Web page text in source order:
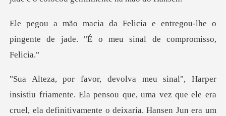
ntregou-lhe o
pingente de jade. "É o
ensou que, uma vez que ele era
cruel, ela definitivamente o deixaria. Hansen